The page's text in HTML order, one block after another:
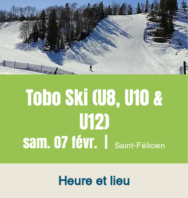
Tobo Ski (U8, U10 &
U12)
sam. 07 févr. Saint-Félicien
Heure et lieu